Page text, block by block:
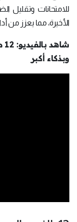
للامتحانات وتقليل
الأخيرة، مما يعزز من
وبذكاء أكبر